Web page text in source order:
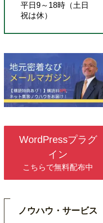
平日9～18時（土日
祝は休）
WordPressプラグ
イン
こちらで無料配布中
ノウハウ・サービス